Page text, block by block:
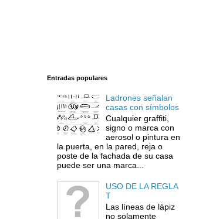
Entradas populares
Ladrones señalan
casas con símbolos
Cualquier graffiti,
signo o marca con
aerosol o pintura en
la puerta, en la pared, reja o
poste de la fachada de su casa
puede ser una marca...
USO DE LA REGLA
T
Las líneas de lápiz
no solamente